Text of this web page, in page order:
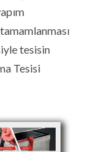
tesisin
Tesisi